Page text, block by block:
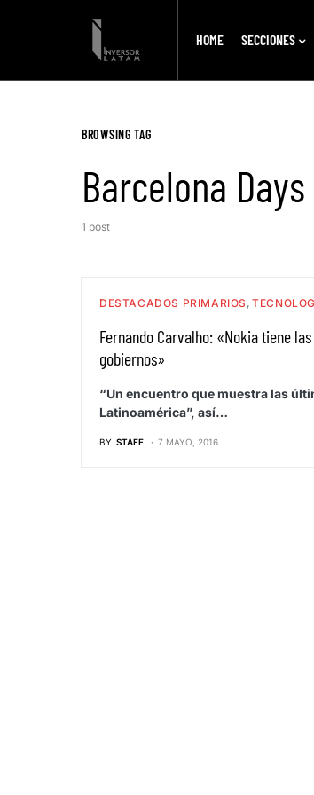
HOME SECCIONES
BROWSING TAG
Barcelona Days
1 post
DESTACADOS PRIMARIOS
Fernando Carvalho: «Nokia tiene
gobiernos»
“Un encuentro que muestra las
Latinoamérica”, así…
BY STAFF 7 MAYO, 2016